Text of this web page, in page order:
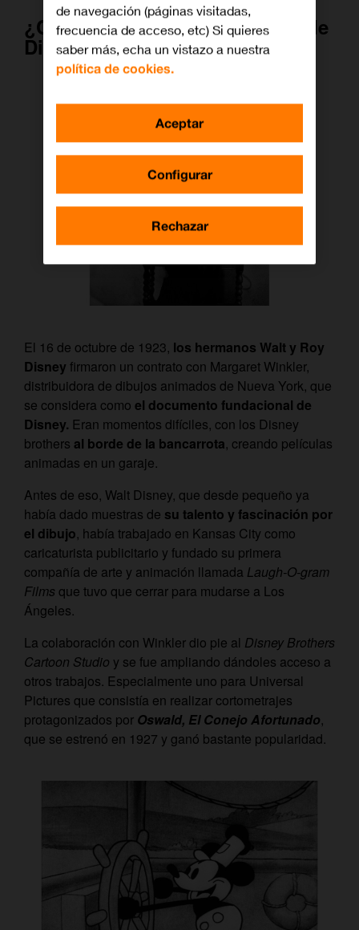
¿Cuándo es el 100 aniversario de
Disney?
El 16 de octubre de 1923, los hermanos Walt y Roy
Disney firmaron un contrato con Margaret Winkler,
distribuidora de dibujos animados de Nueva York, que
se considera como el documento fundacional de
Disney. Eran momentos difíciles, con los Disney
brothers al borde de la bancarrota, creando películas
animadas en un garaje.
Antes de eso, Walt Disney, que desde pequeño ya
había dado muestras de su talento y fascinación por
el dibujo, había trabajado en Kansas City como
caricaturista publicitario y fundado su primera
compañía de arte y animación llamada Laugh-O-gram
Films que tuvo que cerrar para mudarse a Los
Ángeles.
La colaboración con Winkler dio pie al Disney Brothers
Cartoon Studio y se fue ampliando dándoles acceso a
otros trabajos. Especialmente uno para Universal
Pictures que consistía en realizar cortometrajes
protagonizados por Oswald, El Conejo Afortunado,
que se estrenó en 1927 y ganó bastante popularidad.
de navegación (páginas visitadas,
frecuencia de acceso, etc) Si quieres
saber más, echa un vistazo a nuestra
política de cookies.
Configurar
Rechazar
Aceptar